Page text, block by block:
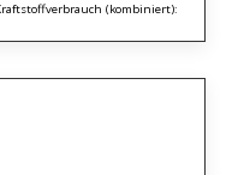
(kombiniert):